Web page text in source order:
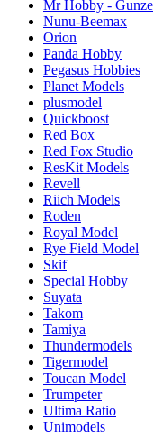
Mr Hobby - Gunze
Nunu-Beemax
Orion
Panda Hobby
Pegasus Hobbies
Planet Models
plusmodel
Quickboost
Red Box
Red Fox Studio
ResKit Models
Revell
Riich Models
Roden
Royal Model
Rye Field Model
Skif
Special Hobby
Suyata
Takom
Tamiya
Thundermodels
Tigermodel
Toucan Model
Trumpeter
Ultima Ratio
Unimodels